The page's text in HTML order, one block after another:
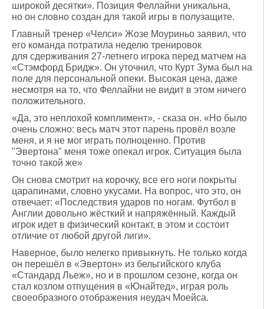
широкой десятки». Позиция Феллайни уникальна,
но он словно создан для такой игры в полузащите.
Главный тренер «Челси» Жозе Моуриньо заявил, что
его команда потратила неделю тренировок
для сдерживания 27-летнего игрока перед матчем на
«Стэмфорд Бридж». Он уточнил, что Курт Зума был на
поле для персональной опеки. Высокая цена, даже
несмотря на то, что Феллайни не видит в этом ничего
положительного.
«Да, это неплохой комплимент», - сказа он. «Но было
очень сложно: весь матч этот парень провёл возле
меня, и я не мог играть полноценно. Против
"Эвертона" меня тоже опекал игрок. Ситуация была
точно такой же»
Он снова смотрит на корочку, все его ноги покрыты
царапинами, словно укусами. На вопрос, что это, он
отвечает: «Последствия ударов по ногам. Футбол в
Англии довольно жёсткий и напряжённый. Каждый
игрок идет в физический контакт, в этом и состоит
отличие от любой другой лиги».
Наверное, было нелегко привыкнуть. Не только когда
он перешёл в «Эвертон» из бельгийского клуба
«Стандард Льеж», но и в прошлом сезоне, когда он
стал козлом отпущения в «Юнайтед», играя роль
своеобразного отображения неудач Моейса.